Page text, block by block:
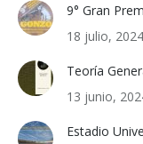
9° Gran
18 julio, 2024
Teoría
13 junio,
Estadio